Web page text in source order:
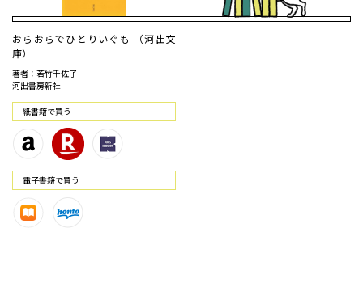
おらおらでひとりいぐも （河出文
庫）
著者：若竹千佐子
河出書房新社
紙書籍で買う
電⼦書籍で買う